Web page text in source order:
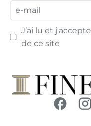
J’ai lu et
de ce site